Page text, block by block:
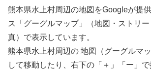
熊本県水上村周辺の地図をGoogleが提
ス「グーグルマップ」（地図・ストリ
真）で表示しています。
熊本県水上村周辺の 地図（グーグルマ
して移動したり、右下の「＋」「ー」